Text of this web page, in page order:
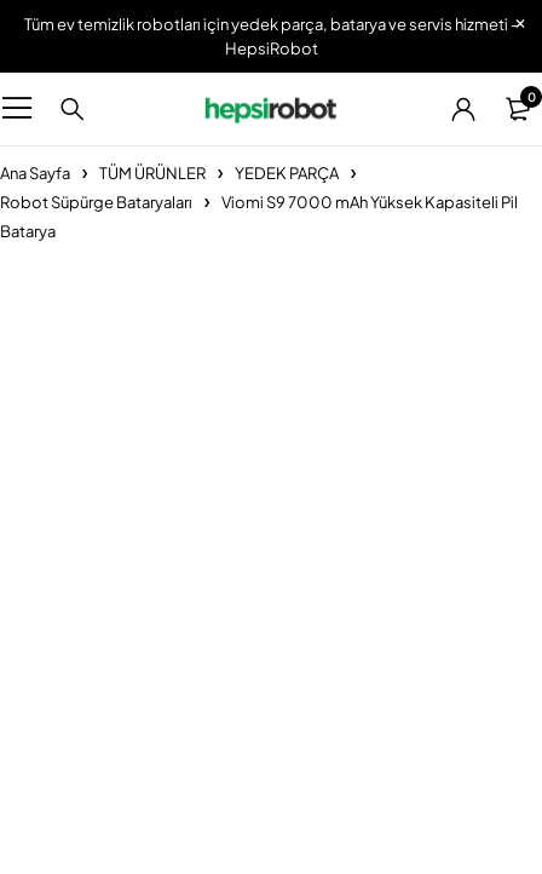
Tüm ev temizlik robotları için yedek parça, batarya ve servis hizmeti -
HepsiRobot
0
Ana Sayfa TÜM ÜRÜNLER
YEDEK PARÇA
Robot Süpürge Bataryaları
Viomi S9 7000 mAh Yüksek Kapasiteli Pil
Batarya